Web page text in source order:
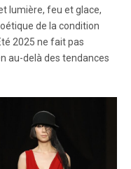
lumière, feu et glace,
de la condition
2025 ne fait pas
au-delà des tendances